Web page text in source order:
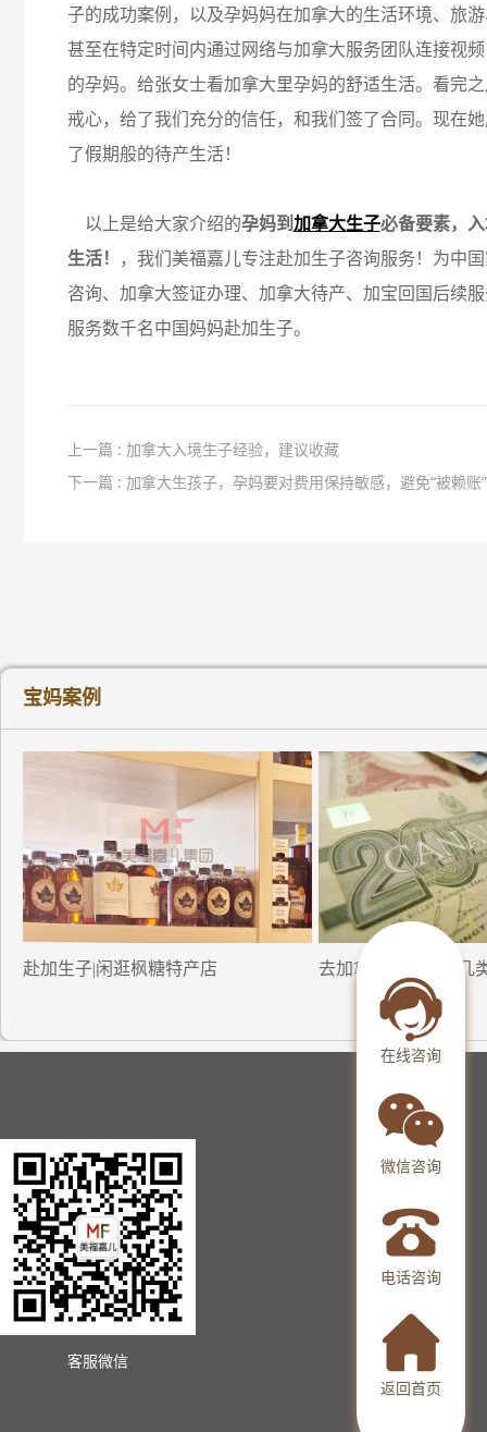
子的成功案例，以及孕妈妈在加拿大的生活环境、旅
甚至在特定时间内通过网络与加拿大服务团队连接视
的孕妈。给张女士看加拿大里孕妈的舒适生活。看完
戒心，给了我们充分的信任，和我们签了合同。现在
了假期般的待产生活！
以上是给大家介绍的孕妈到加拿大生子必备要素，
生活！ ，我们美福嘉儿专注赴加生子咨询服务！为中
咨询、加拿大签证办理、加拿大待产、加宝回国后续
服务数千名中国妈妈赴加生子。
上一篇 : 加拿大入境生子经验，建议收藏
下一篇 : 加拿大生孩子，孕妈要对费用保持敏感，避免“被赖账”
宝妈案例
赴加生子|闲逛枫糖特产店 去加拿大生小孩的几
在线咨询
微信咨询
电话咨询
返回首页
客服微信